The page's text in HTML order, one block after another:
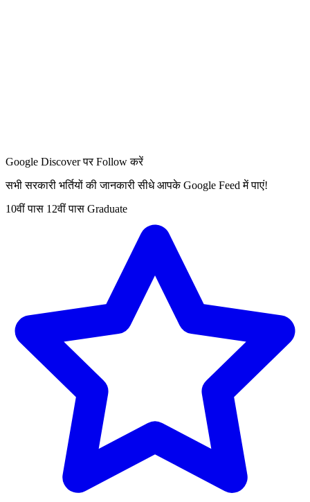
Google Discover पर Follow करें
सभी सरकारी भर्तियों की जानकारी सीधे आपके Google Feed में पाएं!
10वीं पास 12वीं पास Graduate